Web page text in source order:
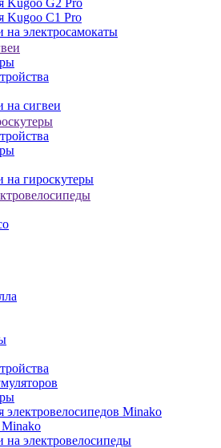
Kugoo G2 Pro
Kugoo C1 Pro
на электросамокаты
на сигвеи
на гироскутеры
электровелосипедов Minako
на электровелосипеды